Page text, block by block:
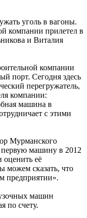
уголь в вагоны.
компании прилетел в
и Виталия
компании
порт. Сегодня здесь
перегружатель,
компании:
машина в
с этими
Мурманского
машину в 2012
оценить её
можем сказать, что
предприятии».
машин
по счету.